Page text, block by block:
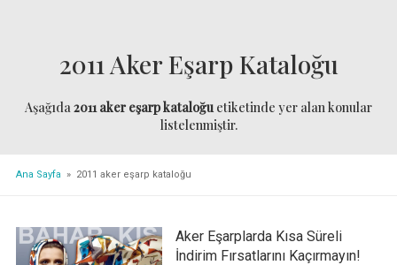
2011 Aker Eşarp Kataloğu
Aşağıda2011 aker eşarp kataloğuetiketinde yer alan konular
listelenmiştir.
Ana Sayfa » 2011 aker eşarp kataloğu
Aker Eşarplarda Kısa Süreli
İndirim Fırsatlarını Kaçırmayın!